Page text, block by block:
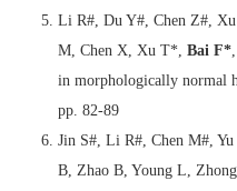
Li R#, Du Y#, Chen Z#,
M, Chen X, Xu T*, Bai F*
in morphologically normal
pp. 82-89
Jin S#, Li R#, Chen M#,
B, Zhao B, Young L,